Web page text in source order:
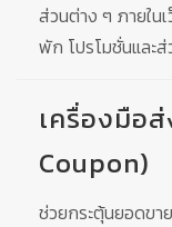
ส่วนต่าง ๆ ภายใน
พัก โปรโมชั่นและ
เครื่องมือ
Coupon)
ช่วยกระตุ้นยอดขา